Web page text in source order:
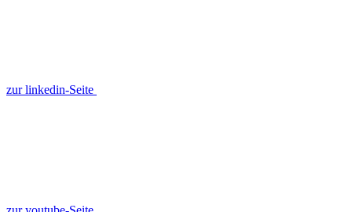
zur linkedin-Seite